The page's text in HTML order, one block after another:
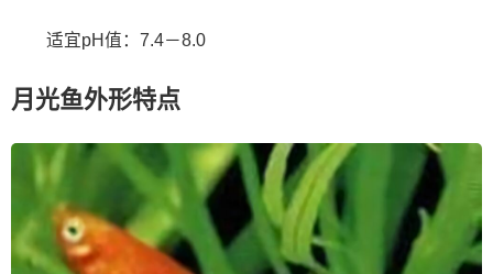
适宜pH值：7.4－8.0
月光鱼外形特点